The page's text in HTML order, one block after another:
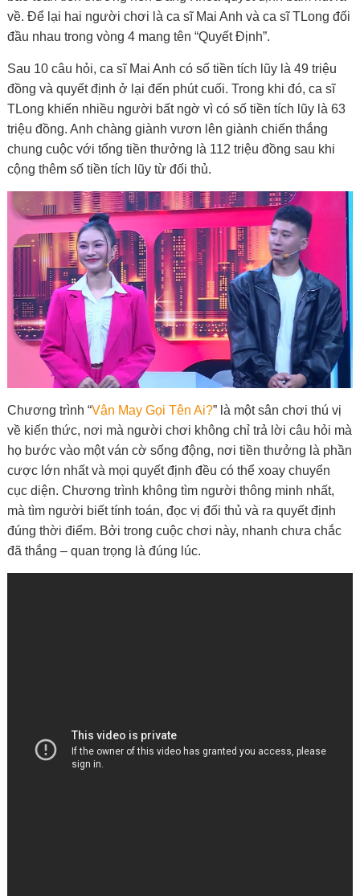
về. Để lại hai người chơi là ca sĩ Mai Anh và ca sĩ TLong đối
đầu nhau trong vòng 4 mang tên “Quyết Định”.
Sau 10 câu hỏi, ca sĩ Mai Anh có số tiền tích lũy là 49 triệu
đồng và quyết định ở lại đến phút cuối. Trong khi đó, ca sĩ
TLong khiến nhiều người bất ngờ vì có số tiền tích lũy là 63
triệu đồng. Anh chàng giành vươn lên giành chiến thắng
chung cuộc với tổng tiền thưởng là 112 triệu đồng sau khi
cộng thêm số tiền tích lũy từ đối thủ.
Chương trình “Vận May Gọi Tên Ai?” là một sân chơi thú vị
về kiến thức, nơi mà người chơi không chỉ trả lời câu hỏi mà
họ bước vào một ván cờ sống động, nơi tiền thưởng là phần
cược lớn nhất và mọi quyết định đều có thể xoay chuyển
cục diện. Chương trình không tìm người thông minh nhất,
mà tìm người biết tính toán, đọc vị đối thủ và ra quyết định
đúng thời điểm. Bởi trong cuộc chơi này, nhanh chưa chắc
đã thắng – quan trọng là đúng lúc.